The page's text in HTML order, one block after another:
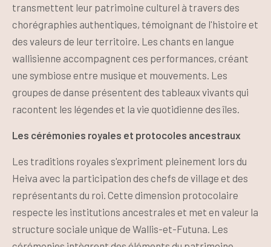
transmettent leur patrimoine culturel à travers des
chorégraphies authentiques, témoignant de l'histoire et
des valeurs de leur territoire. Les chants en langue
wallisienne accompagnent ces performances, créant
une symbiose entre musique et mouvements. Les
groupes de danse présentent des tableaux vivants qui
racontent les légendes et la vie quotidienne des îles.
Les cérémonies royales et protocoles ancestraux
Les traditions royales s'expriment pleinement lors du
Heiva avec la participation des chefs de village et des
représentants du roi. Cette dimension protocolaire
respecte les institutions ancestrales et met en valeur la
structure sociale unique de Wallis-et-Futuna. Les